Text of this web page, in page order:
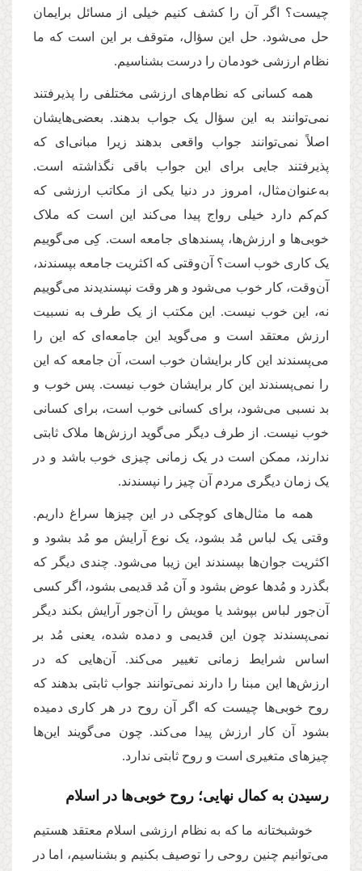
چیست؟ اگر آن را کشف کنیم خیلی از مسائل برایمان
حل می‌شود. حل این سؤال، متوقف بر این است که ما
نظام ارزشی خودمان را درست بشناسیم.
همه کسانی که نظام‌های ارزشی مختلفی را پذیرفتند
نمی‌توانند به این سؤال یک جواب بدهند. بعضی‌هایشان
اصلاً نمی‌توانند جواب واقعی بدهند زیرا مبانی‌ای که
پذیرفتند جایی برای این جواب باقی نگذاشته است.
به‌عنوان‌مثال، امروز در دنیا یکی از مکاتب ارزشی که
کم‌کم دارد خیلی رواج پیدا می‌کند این است که ملاک
خوبی‌ها و ارزش‌ها، پسندهای جامعه است. کِی می‌گوییم
یک کاری خوب است؟ آن‌وقتی که اکثریت جامعه بپسندند،
آن‌وقت، کار خوب می‌شود و هر وقت نپسندیدند می‌گوییم
نه، این خوب نیست. این مکتب از یک ‌طرف به نسبیت
ارزش معتقد است و می‌گوید این جامعه‌ای که این را
می‌پسندند این کار برایشان خوب است، آن جامعه که این
را نمی‌پسندند این کار برایشان خوب نیست. پس خوب و
بد نسبی می‌شود، برای کسانی خوب است، برای کسانی
خوب نیست. از طرف دیگر می‌گوید ارزش‌ها ملاک ثابتی
ندارند، ممکن است در یک زمانی چیزی خوب باشد و در
یک زمان دیگری مردم آن چیز را نپسندند.
همه ما مثال‌های کوچکی در این چیزها سراغ داریم.
وقتی یک لباس مُد بشود، یک نوع آرایش مو مُد بشود و
اکثریت جوان‌ها بپسندند این زیبا می‌شود. چندی دیگر که
بگذرد و مُدها عوض بشود و آن مُد قدیمی بشود، اگر کسی
آن‌جور لباس بپوشد یا مویش را آن‌جور آرایش بکند دیگر
نمی‌پسندند چون این قدیمی و دمده شده، یعنی مُد بر
اساس شرایط زمانی تغییر می‌کند. آن‌هایی که در
ارزش‌ها این مبنا را دارند نمی‌توانند جواب ثابتی بدهند که
روح خوبی‌ها چیست که اگر آن روح در هر کاری دمیده
بشود آن کار ارزش پیدا می‌کند. چون می‌گویند این‌ها
چیزهای متغیری است و روح ثابتی ندارد.
رسیدن به کمال نهایی؛ روح خوبی‌ها در اسلام
خوشبختانه ما که به نظام ارزشی اسلام معتقد هستیم
می‌توانیم چنین روحی را توصیف بکنیم و بشناسیم، اما در